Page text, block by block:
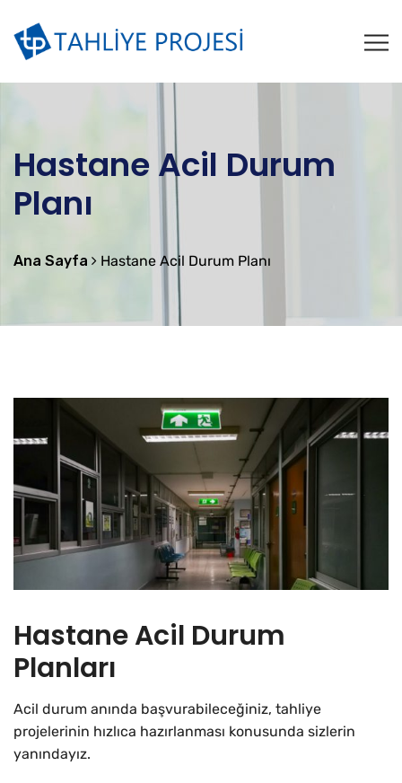
Hastane Acil Durum
Planı
Ana Sayfa Hastane Acil Durum Planı
Hastane Acil Durum
Planları
Acil durum anında başvurabileceğiniz, tahliye
projelerinin hızlıca hazırlanması konusunda sizlerin
yanındayız.